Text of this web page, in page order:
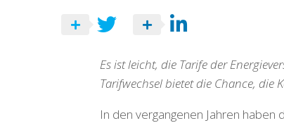
Es ist leicht, die Tarife der
Tarifwechsel bietet die Chance, die
In den vergangenen Jahren haben